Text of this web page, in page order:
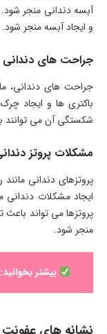
آبسه دندانی منجر
و ایجاد آبسه منجر شود.
جراحت های دندانی
جراحت های دندانی،
باکتری ها و ایجاد
شکستگی آن می توانند
مشکلات پروتز
پروتزهای دندانی
ایجاد مشکلات
پروتزها می تواند باعث
منجر شود.
بیشتر بخوانید: